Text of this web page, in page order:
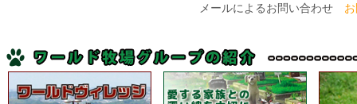
メールによるお問い合わせ